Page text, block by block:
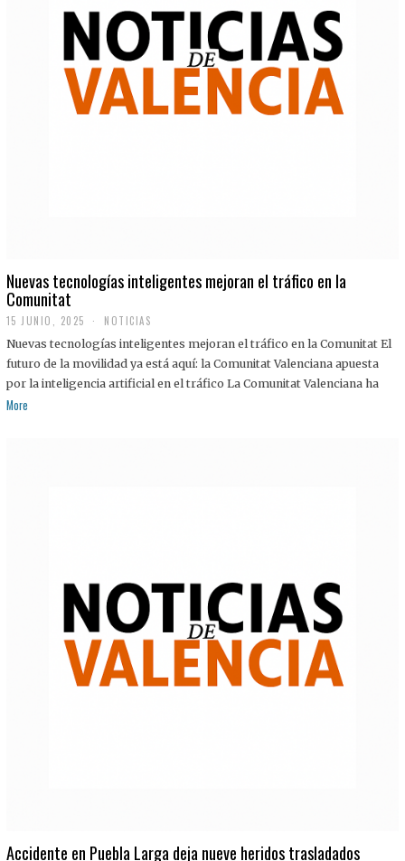
Nuevas tecnologías inteligentes mejoran el tráfico en la
Comunitat
15 JUNIO, 2025 NOTICIAS
Nuevas tecnologías inteligentes mejoran el tráfico en la Comunitat El
futuro de la movilidad ya está aquí: la Comunitat Valenciana apuesta
por la inteligencia artificial en el tráfico La Comunitat Valenciana ha
More
Accidente en Puebla Larga deja nueve heridos trasladados